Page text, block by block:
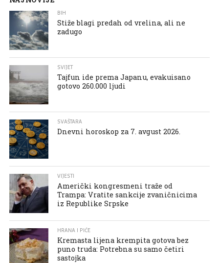
BIH
Stiže blagi predah od vrelina, ali ne
zadugo
SVIJET
Tajfun ide prema Japanu, evakuisano
gotovo 260.000 ljudi
SVAŠTARA
Dnevni horoskop za 7. avgust 2026.
VIJESTI
Američki kongresmeni traže od
Trampa: Vratite sankcije zvaničnicima
iz Republike Srpske
HRANA I PIĆE
Kremasta lijena krempita gotova bez
puno truda: Potrebna su samo četiri
sastojka